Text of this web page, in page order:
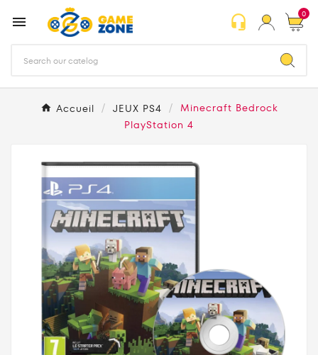
 headset_mic 0
Accueil JEUX PS4
Minecraft Bedrock
PlayStation 4